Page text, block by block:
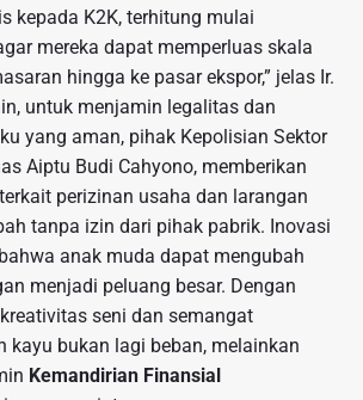
kepada K2K, terhitung mulai
mereka dapat memperluas skala
hingga ke pasar ekspor,” jelas Ir.
untuk menjamin legalitas dan
yang aman, pihak Kepolisian Sektor
Aiptu Budi Cahyono, memberikan
perizinan usaha dan larangan
tanpa izin dari pihak pabrik. Inovasi
anak muda dapat mengubah
menjadi peluang besar. Dengan
seni dan semangat
kayu bukan lagi beban, melainkan
Kemandirian Finansial